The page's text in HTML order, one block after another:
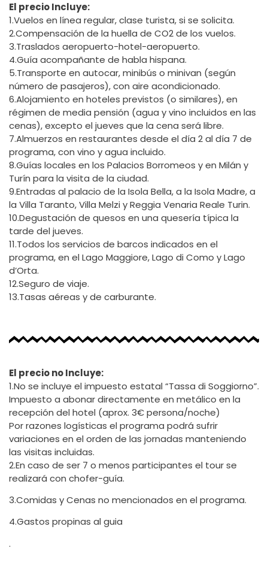
El precio Incluye:
1.Vuelos en línea regular, clase turista, si se solicita.
2.Compensación de la huella de CO2 de los vuelos.
3.Traslados aeropuerto-hotel-aeropuerto.
4.Guía acompañante de habla hispana.
5.Transporte en autocar, minibús o minivan (según
número de pasajeros), con aire acondicionado.
6.Alojamiento en hoteles previstos (o similares), en
régimen de media pensión (agua y vino incluidos en las
cenas), excepto el jueves que la cena será libre.
7.Almuerzos en restaurantes desde el día 2 al día 7 de
programa, con vino y agua incluido.
8.Guías locales en los Palacios Borromeos y en Milán y
Turín para la visita de la ciudad.
9.Entradas al palacio de la Isola Bella, a la Isola Madre, a
la Villa Taranto, Villa Melzi y Reggia Venaria Reale Turin.
10.Degustación de quesos en una quesería típica la
tarde del jueves.
11.Todos los servicios de barcos indicados en el
programa, en el Lago Maggiore, Lago di Como y Lago
d’Orta.
12.Seguro de viaje.
13.Tasas aéreas y de carburante.
El precio no Incluye:
1.No se incluye el impuesto estatal “Tassa di Soggiorno”.
Impuesto a abonar directamente en metálico en la
recepción del hotel (aprox. 3€ persona/noche)
Por razones logísticas el programa podrá sufrir
variaciones en el orden de las jornadas manteniendo
las visitas incluidas.
2.En caso de ser 7 o menos participantes el tour se
realizará con chofer-guía.
3.Comidas y Cenas no mencionados en el programa.
4.Gastos propinas al guia
.